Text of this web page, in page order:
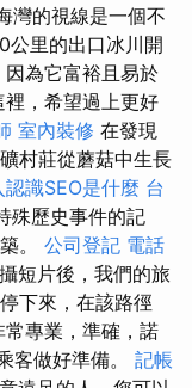
灣的視線是一個不
公里的出口冰川開
為它富裕且易於
，希望過上更好
室內裝修 在發現
村莊從蘑菇中生長
認識SEO是什麼 台
殊歷史事件的記
。 公司登記 電話
短片後，我們的旅
下來，在該路徑
常專業，準確，諾
客做好準備。 記帳